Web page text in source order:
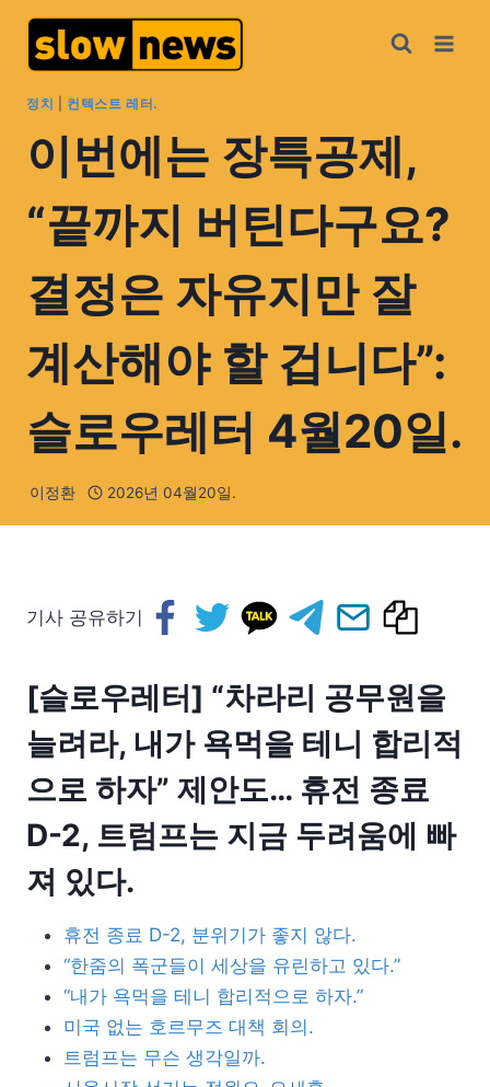
정치 컨텍스트 레터.
이번에는 장특공제,
“끝까지 버틴다구요?
결정은 자유지만 잘
계산해야 할 겁니다”:
슬로우레터 4월20일.
이정환 2026년 04월20일.
기사 공유하기
[슬로우레터] “차라리 공무원을
늘려라, 내가 욕먹을 테니 합리적
으로 하자” 제안도… 휴전 종료
D-2, 트럼프는 지금 두려움에 빠
져 있다.
휴전 종료 D-2, 분위기가 좋지 않다.
“한줌의 폭군들이 세상을 유린하고 있다.”
“내가 욕먹을 테니 합리적으로 하자.”
미국 없는 호르무즈 대책 회의.
트럼프는 무슨 생각일까.